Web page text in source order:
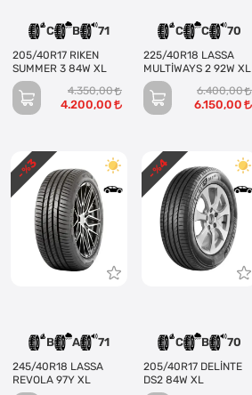
C B 71
205/40R17 RIKEN
SUMMER 3 84W XL
4.350,00
4.200,00
C C 70
225/40R18 LASSA
MULTİWAYS 2 92W XL
6.400,00
6.150,00
B A 71
245/40R18 LASSA
REVOLA 97Y XL
- %
3
C B 70
205/40R17 DELİNTE
DS2 84W XL
- %
4